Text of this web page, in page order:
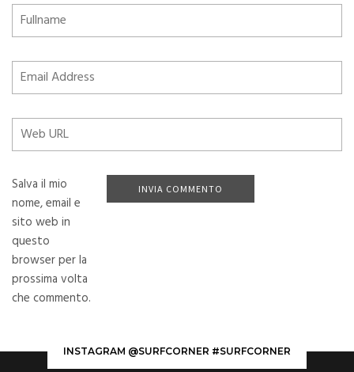
Salva il mio
nome, email e
sito web in
questo
browser per la
prossima volta
che commento.
INSTAGRAM @SURFCORNER #SURFCORNER